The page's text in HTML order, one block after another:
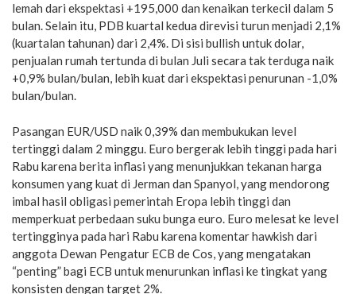
lemah dari ekspektasi +195,000 dan kenaikan terkecil dalam 5
bulan. Selain itu, PDB kuartal kedua direvisi turun menjadi 2,1%
(kuartalan tahunan) dari 2,4%. Di sisi bullish untuk dolar,
penjualan rumah tertunda di bulan Juli secara tak terduga naik
+0,9% bulan/bulan, lebih kuat dari ekspektasi penurunan -1,0%
bulan/bulan.
Pasangan EUR/USD naik 0,39% dan membukukan level
tertinggi dalam 2 minggu. Euro bergerak lebih tinggi pada hari
Rabu karena berita inflasi yang menunjukkan tekanan harga
konsumen yang kuat di Jerman dan Spanyol, yang mendorong
imbal hasil obligasi pemerintah Eropa lebih tinggi dan
memperkuat perbedaan suku bunga euro. Euro melesat ke level
tertingginya pada hari Rabu karena komentar hawkish dari
anggota Dewan Pengatur ECB de Cos, yang mengatakan
“penting” bagi ECB untuk menurunkan inflasi ke tingkat yang
konsisten dengan target 2%.